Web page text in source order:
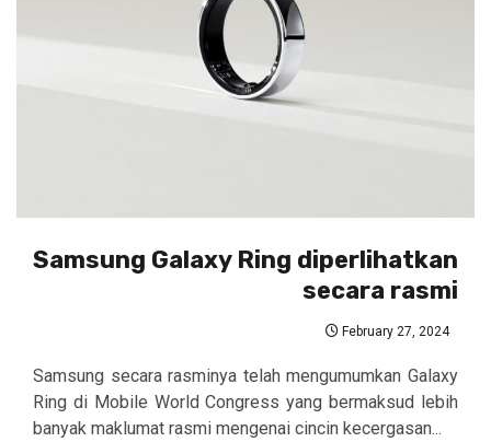
Samsung Galaxy Ring diperlihatkan
secara rasmi
February 27, 2024
Samsung secara rasminya telah mengumumkan Galaxy
Ring di Mobile World Congress yang bermaksud lebih
banyak maklumat rasmi mengenai cincin kecergasan...